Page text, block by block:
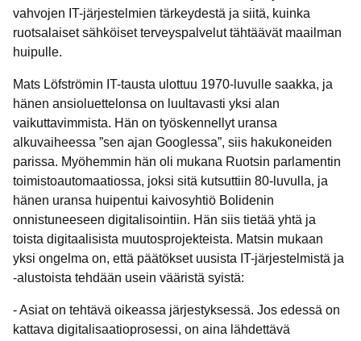
vahvojen IT-järjestelmien tärkeydestä ja siitä, kuinka
ruotsalaiset sähköiset terveyspalvelut tähtäävät maailman
huipulle.
Mats Löfströmin IT-tausta ulottuu 1970-luvulle saakka, ja
hänen ansioluettelonsa on luultavasti yksi alan
vaikuttavimmista. Hän on työskennellyt uransa
alkuvaiheessa ”sen ajan Googlessa”, siis hakukoneiden
parissa. Myöhemmin hän oli mukana Ruotsin parlamentin
toimistoautomaatiossa, joksi sitä kutsuttiin 80-luvulla, ja
hänen uransa huipentui kaivosyhtiö Bolidenin
onnistuneeseen digitalisointiin. Hän siis tietää yhtä ja
toista digitaalisista muutosprojekteista. Matsin mukaan
yksi ongelma on, että päätökset uusista IT-järjestelmistä ja
-alustoista tehdään usein vääristä syistä:
- Asiat on tehtävä oikeassa järjestyksessä. Jos edessä on
kattava digitalisaatioprosessi, on aina lähdettävä